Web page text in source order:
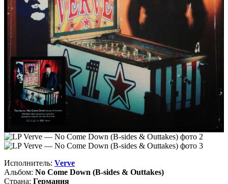
Исполнитель: Verve
Альбом: No Come Down (B-sides & Outtakes)
Страна: Германия